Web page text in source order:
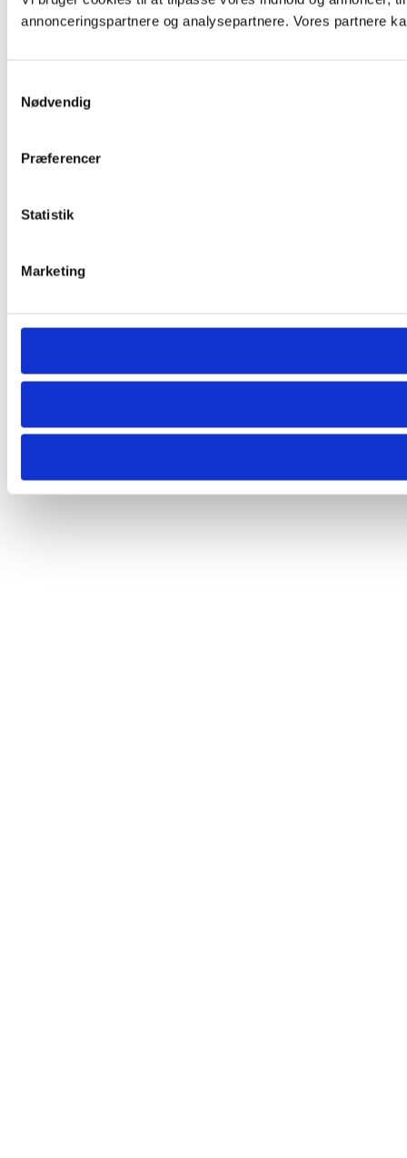
annonceringspartnere og analysepartnere. Vores partnere
Nødvendig
Præferencer
Statistik
Marketing